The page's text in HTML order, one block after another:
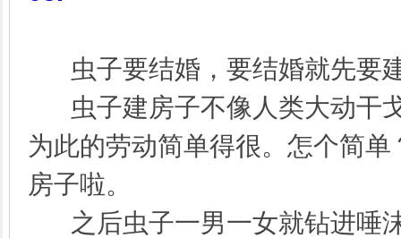
虫子要结婚，要结婚就先要
虫子建房子不像人类大动干
为此的劳动简单得很。怎个简
房子啦。
之后虫子一男一女就钻进唾